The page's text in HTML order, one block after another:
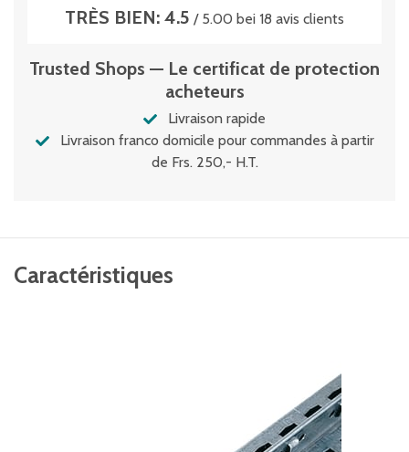
TRÈS BIEN: 4.5 / 5.00 bei 18 avis clients
Trusted Shops — Le certificat de protection
acheteurs
Livraison rapide
Livraison franco domicile pour commandes à partir
de Frs. 250,- H.T.
Caractéristiques